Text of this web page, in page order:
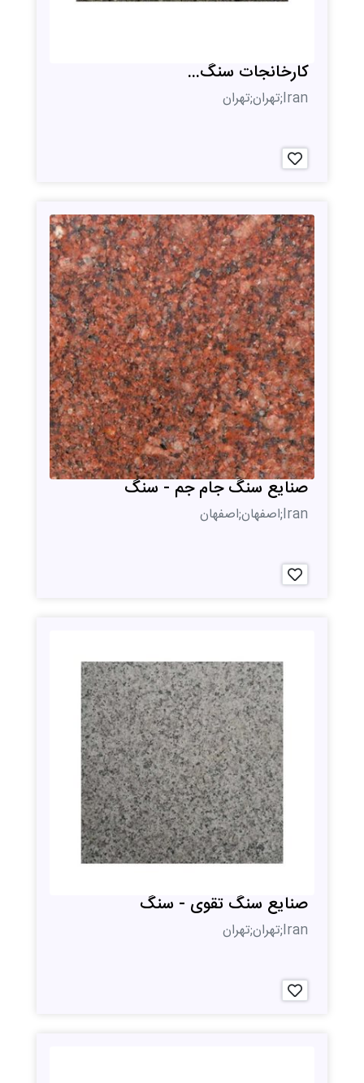
کارخانجات سنگ...
Iran;تهران;تهران
صنایع سنگ جام جم - سنگ
Iran;اصفهان;اصفهان
صنایع سنگ تقوی - سنگ
Iran;تهران;تهران